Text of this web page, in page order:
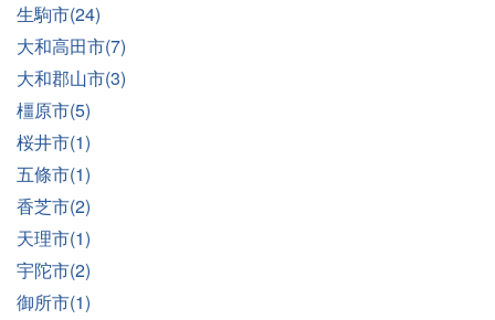
生駒市(24)
大和高田市(7)
大和郡山市(3)
橿原市(5)
桜井市(1)
五條市(1)
香芝市(2)
天理市(1)
宇陀市(2)
御所市(1)